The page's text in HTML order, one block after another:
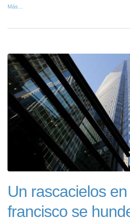
Más...
Un rascacielos
francisco se